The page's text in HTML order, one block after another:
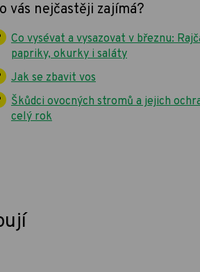
vás nejčastěji zajímá?
Co vysévat a vysazovat v březnu:
papriky, okurky i saláty
Jak se zbavit vos
Škůdci ovocných stromů a jejich
celý rok